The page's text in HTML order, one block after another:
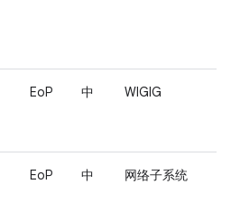
EoP 中 WIGIG
EoP 中 网络子系统